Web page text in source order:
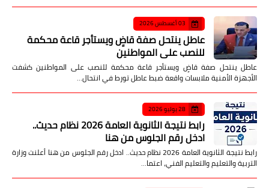
03 أغسطس 2026
عاطل ينتحل صفة قاضٍ ويستأجر قاعة محكمة
للنصب على المواطنين
عاطل ينتحل صفة قاضٍ ويستأجر قاعة محكمة للنصب على المواطنين كشفت
الأجهزة الأمنية ملابسات واقعة ضبط عاطل تورط في انتحال…
28 يوليو 2026
رابط نتيجة الثانوية العامة 2026 نظام حديث..
ادخل رقم الجلوس من هنا
رابط نتيجة الثانوية العامة 2026 نظام حديث.. ادخل رقم الجلوس من هنا أعلنت وزارة
التربية والتعليم والتعليم الفني، اعتما…